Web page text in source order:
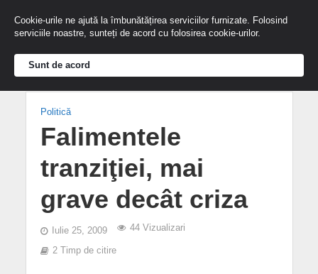
Politică
Falimentele
tranziţiei, mai
grave decât criza
Iulie 25, 2009 44 Vizualizari
2 Timp de citire
Cookie-urile ne ajută la îmbunătățirea serviciilor furnizate. Folosind
serviciile noastre, sunteți de acord cu folosirea cookie-urilor.
Sunt de acord